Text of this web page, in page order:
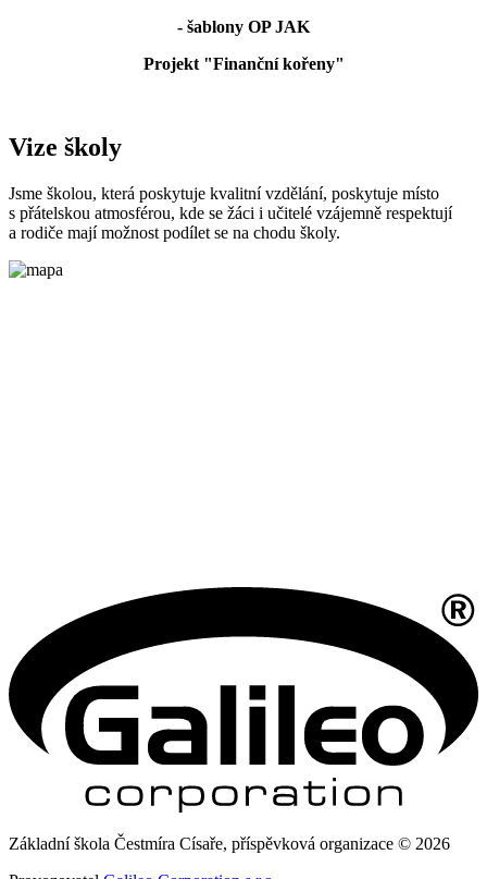
- šablony OP JAK
Projekt "Finanční kořeny"
Vize školy
Jsme školou, která poskytuje kvalitní vzdělání, poskytuje místo
s přátelskou atmosférou, kde se žáci i učitelé vzájemně respektují
a rodiče mají možnost podílet se na chodu školy.
Základní škola Čestmíra Císaře, příspěvková organizace © 2026